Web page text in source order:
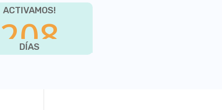
ACTIVAMOS!
208
DÍAS